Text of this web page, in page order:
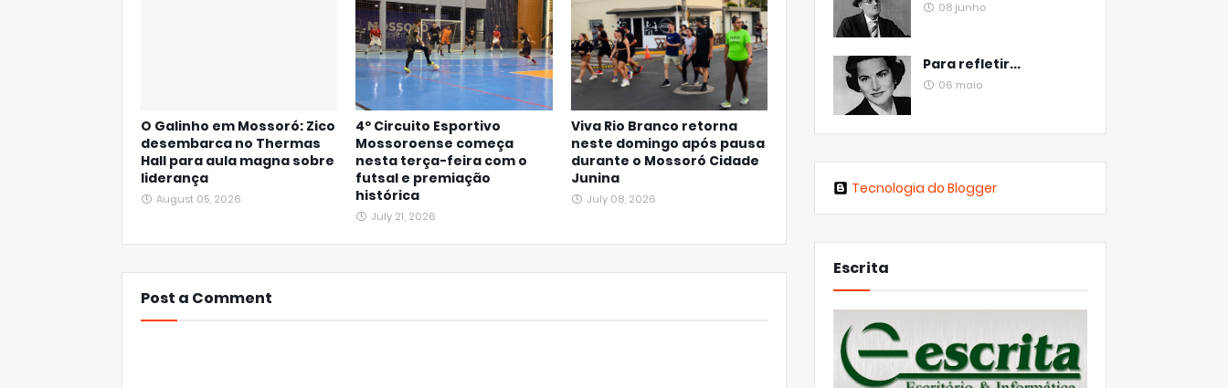
O Galinho em Mossoró: Zico
desembarca no Thermas
Hall para aula magna sobre
liderança
August 05, 2026
4º Circuito Esportivo
Mossoroense começa
nesta terça-feira com o
futsal e premiação
histórica
July 21, 2026
Viva Rio Branco retorna
neste domingo após pausa
durante o Mossoró Cidade
Junina
July 08, 2026
Post a Comment
08 junho
Para refletir...
06 maio
Tecnologia do Blogger
Escrita